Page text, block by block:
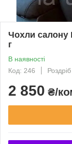
Чохли салону
г
В наявності
Код: 246
Роздріб
2 850 ₴/